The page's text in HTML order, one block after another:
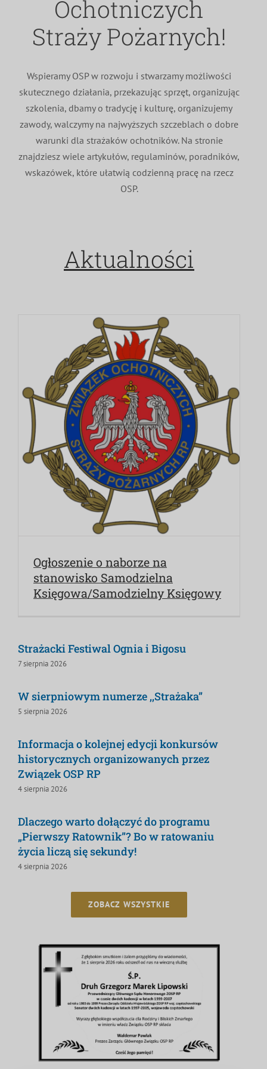
MDP i DDP
PNWM
Floriany
Projekty
Poradnik
100-lecie
Ochotniczych
Straży Pożarnych!
Wspieramy OSP w rozwoju i stwarzamy możliwości
skutecznego działania, przekazując sprzęt, organizując
szkolenia, dbamy o tradycję i kulturę, organizujemy
zawody, walczymy na najwyższych szczeblach o dobre
warunki dla strażaków ochotników. Na stronie
znajdziesz wiele artykułów, regulaminów, poradników,
wskazówek, które ułatwią codzienną pracę na rzecz
OSP.
Aktualności
Ogłoszenie o naborze na
stanowisko Samodzielna
Księgowa/Samodzielny Księgowy
Strażacki Festiwal Ognia i Bigosu
7 sierpnia 2026
W sierpniowym numerze ,,Strażaka”
5 sierpnia 2026
Informacja o kolejnej edycji konkursów
historycznych organizowanych przez
Związek OSP RP
4 sierpnia 2026
Dlaczego warto dołączyć do programu
„Pierwszy Ratownik”? Bo w ratowaniu
życia liczą się sekundy!
4 sierpnia 2026
ZOBACZ WSZYSTKIE